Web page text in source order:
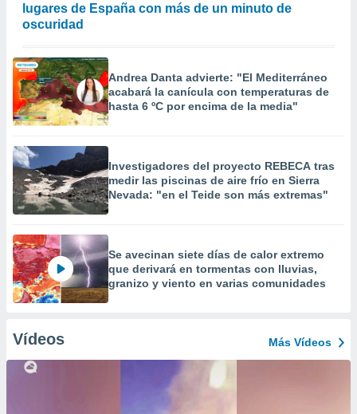
lugares de España con más de un minuto de
oscuridad
Andrea Danta advierte: "El Mediterráneo
acabará la canícula con temperaturas de
hasta 6 ºC por encima de la media"
Investigadores del proyecto REBECA tras
medir las piscinas de aire frío en Sierra
Nevada: "en el Teide son más extremas"
Se avecinan siete días de calor extremo
que derivará en tormentas con lluvias,
granizo y viento en varias comunidades
Vídeos Más Vídeos